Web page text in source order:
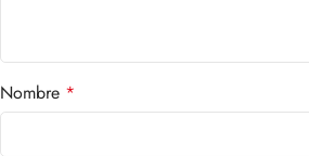
Nombre *